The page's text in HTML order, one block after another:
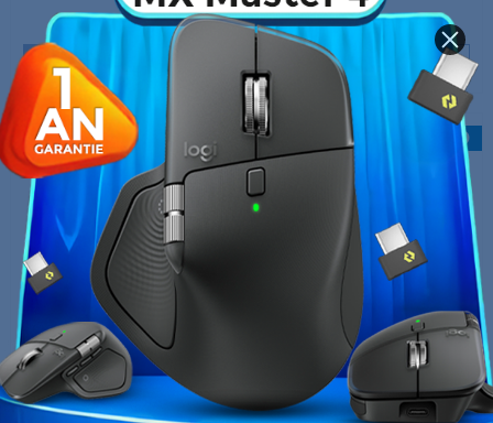
Rupture de stock
-300,00 MAD